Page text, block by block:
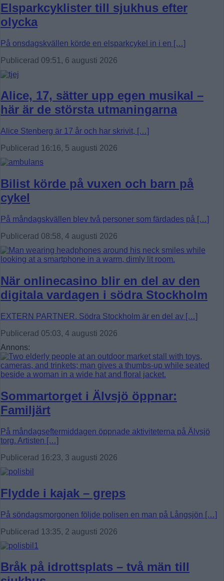
Elsparkcyklister till sjukhus efter
olycka
På onsdagskvällen körde en elsparkcykel in i en […]
Publicerad 09:51, 6 augusti 2026
Alice, 17, sätter upp egen musikal –
här är de största utmaningarna
Alice Stenberg är 17 år och har skrivit, […]
Publicerad 16:16, 5 augusti 2026
Bilist körde på vuxen och barn på
cykel
På måndagskvällen blev två personer som färdades på […]
Publicerad 08:58, 4 augusti 2026
När onlinecasino blir en del av den
digitala vardagen i södra Stockholm
EXTERN PARTNER. Södra Stockholm är en del av […]
Publicerad 05:03, 4 augusti 2026
Annons:
Sommartorget i Älvsjö öppnar:
Familjärt
På måndagseftermiddagen öppnade aktiviteterna på Älvsjö
torg. Artisten […]
Publicerad 16:23, 3 augusti 2026
Flydde i kajak – greps
På söndagsmorgonen följde polisen en man på Långsjön […]
Publicerad 13:35, 2 augusti 2026
Bråk på idrottsplats – två män till